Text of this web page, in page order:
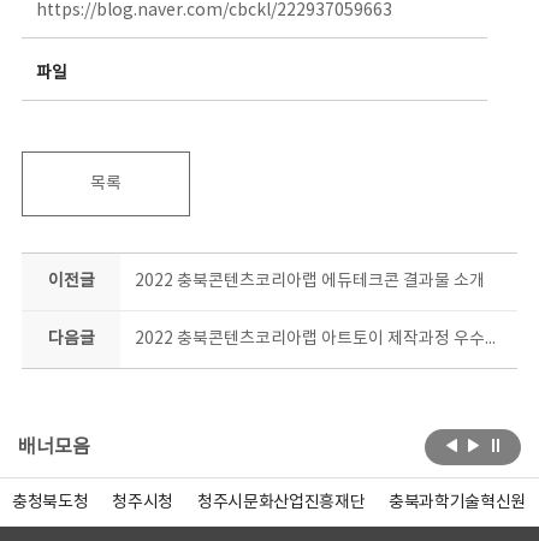
https://blog.naver.com/cbckl/222937059663
파일
목록
이전글 2022 충북콘텐츠코리아랩 에듀테크콘 결과물 소개
다음글 2022 충북콘텐츠코리아랩 아트토이 제작과정 우수작품 공개
배너모음
충청북도청 청주시청 청주시문화산업진흥재단 충북과학기술혁신원